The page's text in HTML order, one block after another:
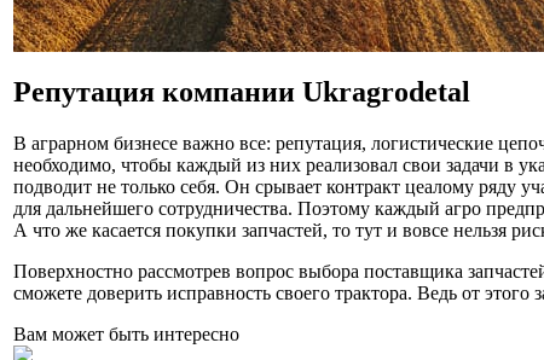
Репутация компании Ukragrodetal
В аграрном бизнесе важно все: репутация, логистические
необходимо, чтобы каждый из них реализовал свои задачи в
подводит не только себя. Он срывает контракт цеaлому ряду
для дальнейшего сотрудничества. Поэтому каждый агро
А что же касается покупки запчастей, то тут и вовсе нельзя
Поверхностно рассмотрев вопрос выбора поставщика
сможете доверить исправность своего трактора. Ведь от
Вам может быть интересно